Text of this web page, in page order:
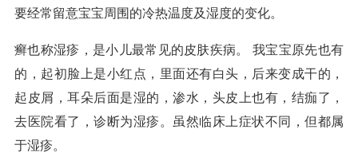
要经常留意宝宝周围的冷热温度及湿度的变化。
癣也称湿疹，是小儿最常见的皮肤疾病。 我宝宝原先也有
的，起初脸上是小红点，里面还有白头，后来变成干的，
起皮屑，耳朵后面是湿的，渗水，头皮上也有，结痂了，
去医院看了，诊断为湿疹。虽然临床上症状不同，但都属
于湿疹。